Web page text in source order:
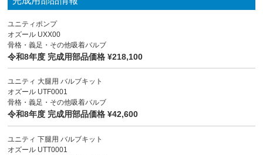
ユニティポンプ
オズール UXX00
骨格・義足・その他吸着バルブ
令和8年度 完成用部品価格 ¥218,100
ユニティ 大腿用 バルブキット
オズール UTF0001
骨格・義足・その他吸着バルブ
令和8年度 完成用部品価格 ¥42,600
ユニティ 下腿用 バルブキット
オズール UTT0001